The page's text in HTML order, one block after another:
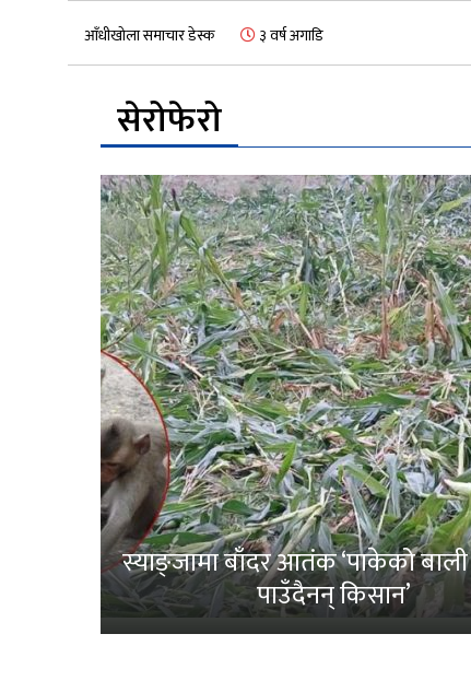
आँधीखोला समाचार डेस्क ३ वर्ष अगाडि
सेरोफेरो
स्याङ्जामा बाँदर आतंक ‘पाकेको बाली
पाउँदैनन् किसान’